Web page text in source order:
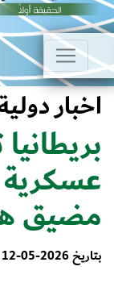
اخبار
عسكرية
مضيق
بتاريخ 2026-05-12 الساعة 21:49